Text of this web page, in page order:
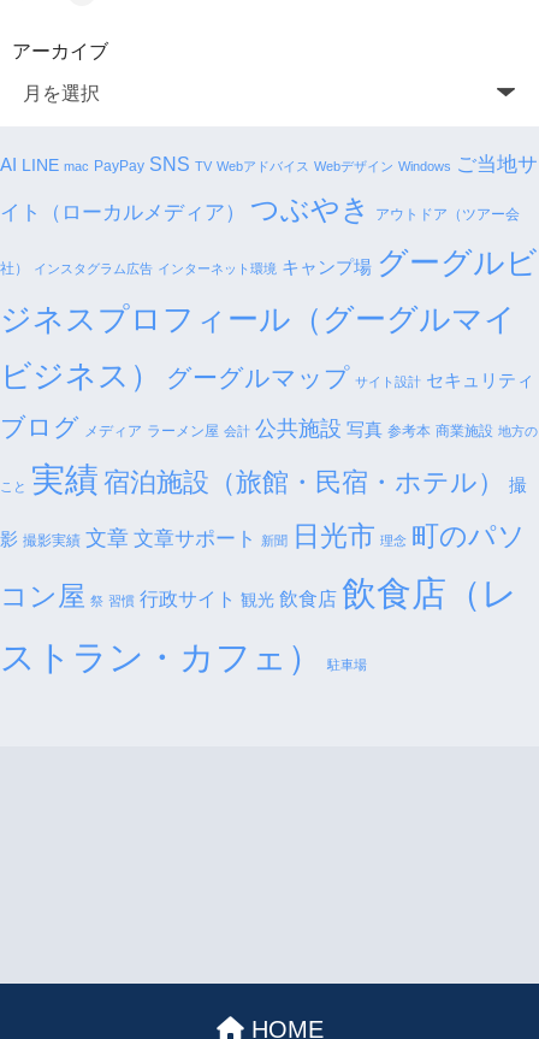
アーカイブ
AI LINE mac PayPay SNS TV Webアドバイス Webデザイン Windows ご当地サ
イト（ローカルメディア） つぶやき アウトドア（ツアー会
社） インスタグラム広告 インターネット環境 キャンプ場 グーグルビ
ジネスプロフィール（グーグルマイ
ビジネス）
グーグルマップ サイト設計 セキュリティ
ブログ メディア ラーメン屋 会計 公共施設 写真 参考本 商業施設 地方の
こと 実績 宿泊施設（旅館・民宿・ホテル） 撮
影 撮影実績 文章 文章サポート 新聞 日光市 理念 町のパソ
コン屋 祭 習慣 行政サイト 観光 飲食店 飲食店（レ
ストラン・カフェ）
駐車場
HOME